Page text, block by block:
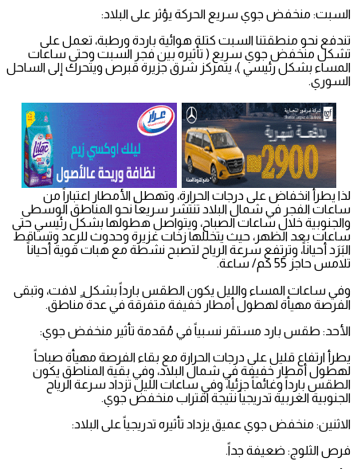
السبت: منخفض جوي سريع الحركة يؤثر على البلاد:
تندفع نحو منطقتنا السبت كتلة هوائية باردة ورطبة، تعمل على
تشكل منخفض جوي سريع ( تأثيره بين فجر السبت وحتى ساعات
المساء بشكل رئيسي )، يتمركز شرق جزيرة قبرص ويتحرك إلى الساحل
السوري.
لذا يطرأ انخفاض على درجات الحرارة، وتهطل الأمطار اعتباراً من
ساعات الفجر في شمال البلاد تنتشر سريعاً نحو المناطق الوسطى
والجنوبية خلال ساعات الصباح، ويتواصل هطولها بشكل رئيسي حتى
ساعات بعد الظهر، حيث يتخللها زخات غزيرة وحدوث للرعد وتساقط
البَرَد أحياناً، وترتفع سرعة الرياح لتصبح نشطة مع هبات قوية أحياناً
تلامس حاجز 55 كم/ ساعة.
وفي ساعات المساء والليل يكون الطقس بارداً بشكل ٍ لافت، وتبقى
الفرصة مهيأة لهطول أمطار خفيفة متفرقة في عدة مناطق.
الأحد: طقس بارد مستقر نسبياً في مُقدمة تأثير منخفض جوي:
يطرأ ارتفاع قليل على درجات الحرارة مع بقاء الفرصة مهيأة صباحاً
لهطول أمطار خفيفة في شمال البلاد، وفي بقية المناطق يكون
الطقس بارداً وغائماً جزئياً، وفي ساعات الليل تزداد سرعة الرياح
الجنوبية الغربية تدريجياً نتيجة اقتراب منخفض جوي.
الاثنين: منخفض جوي عميق يزداد تأثيره تدريجياً على البلاد:
فرص الثلوج: ضعيفة جداً.